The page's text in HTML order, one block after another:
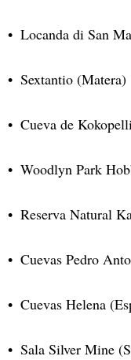
Locanda di San
Sextantio (Matera)
Cueva de
Woodlyn Park
Reserva Natural
Cuevas Pedro
Cuevas Helena
Sala Silver Mine